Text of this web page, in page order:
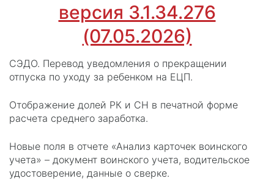
версия 3.1.34.276
(07.05.2026)
СЭДО. Перевод уведомления о прекращении
отпуска по уходу за ребенком на ЕЦП.
Отображение долей РК и СН в печатной форме
расчета среднего заработка.
Новые поля в отчете «Анализ карточек воинского
учета» – документ воинского учета, водительское
удостоверение, данные о сверке.